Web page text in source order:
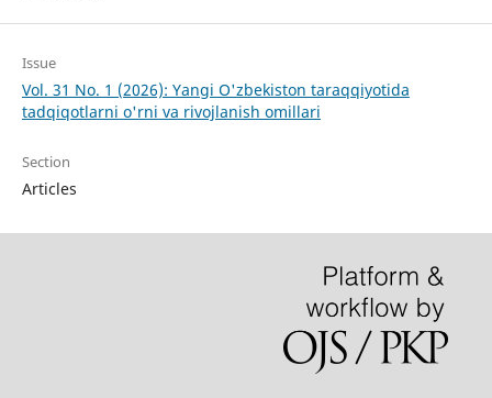
Issue
Vol. 31 No. 1 (2026): Yangi O'zbekiston taraqqiyotida
tadqiqotlarni o'rni va rivojlanish omillari
Section
Articles